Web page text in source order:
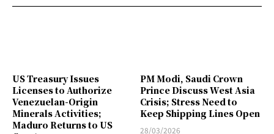
US Treasury Issues
Licenses to Authorize
Venezuelan-Origin
Minerals Activities;
Maduro Returns to US
PM Modi, Saudi Crown
Prince Discuss West Asia
Crisis; Stress Need to
Keep Shipping Lines Open
28/03/2026